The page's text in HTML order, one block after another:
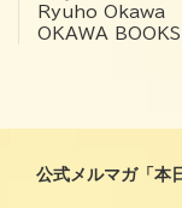
Ryuho Okawa
OKAWA BOOKS
公式メルマガ「本